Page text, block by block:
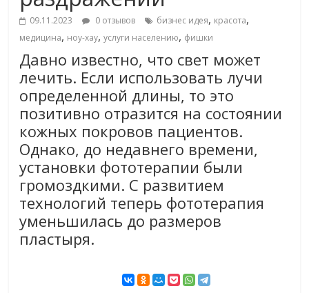
09.11.2023 0 отзывов бизнес идея, красота,
медицина, ноу-хау,услуги населению, фишки
Давно известно, что свет может
лечить. Если использовать лучи
определенной длины, то это
позитивно отразится на состоянии
кожных покровов пациентов.
Однако, до недавнего времени,
установки фототерапии были
громоздкими. С развитием
технологий теперь фототерапия
уменьшилась до размеров
пластыря.